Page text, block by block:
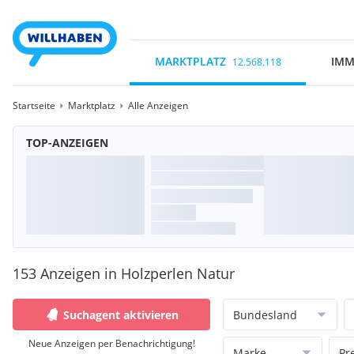
MARKTPLATZ 12.568.118
Startseite Marktplatz Alle Anzeigen
TOP-ANZEIGEN
153 Anzeigen in Holzperlen Natur
Suchagent aktivieren
Neue Anzeigen per Benachrichtigung!
Bundesland